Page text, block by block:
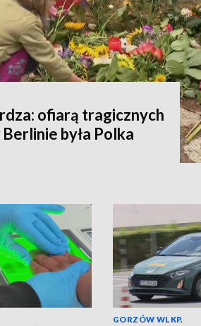
ofiarą tragicznych
była Polka
GORZÓW WLKP.